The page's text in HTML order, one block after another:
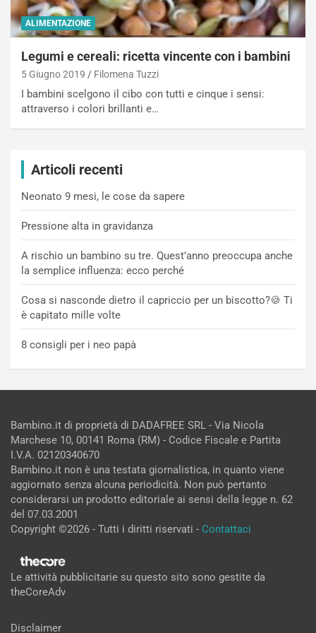
ALIMENTAZIONE
Legumi e cereali: ricetta vincente con i bambini
5 Giugno 2019 Filomena Tuzzi
I bambini scelgono il cibo con tutti e cinque i sensi:
attraverso i colori brillanti e…
Articoli recenti
Neonato 9 mesi, le cose da sapere
Pressione alta in gravidanza
A rischio un bambino su tre. Quest’anno preoccupa anche
la semplice influenza: ecco perché
Cosa si nasconde dietro il capriccio per un biscotto?🍪 Ti
è capitato mille volte
8 consigli per i neo papà
Bambino.it di proprietà di DADAFREE SRL - Via Nicola
Marchese 10, 00141 Roma (RM) - Codice Fiscale e Partita
I.V.A. 02120340670
Bambino.it non è una testata giornalistica, in quanto viene
aggiornato senza alcuna periodicità. Non può pertanto
considerarsi un prodotto editoriale ai sensi della legge n. 62
del 07.03.2001
Copyright ©2026 - Tutti i diritti riservati - Contattaci
Le attività pubblicitarie su questo sito sono gestite da
theCoreAdv
Disclaimer